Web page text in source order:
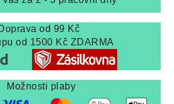
od 99 Kč
od 1500 Kč ZDARMA
Možnosti plaby